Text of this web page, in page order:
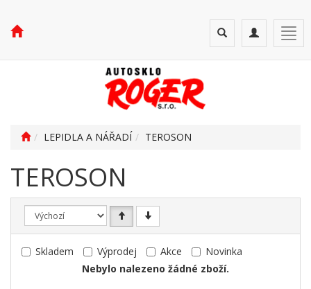
Toggle
navigation
Toggle
search
LEPIDLA A NÁŘADÍ TEROSON
TEROSON
Skladem Výprodej Akce
Novinka
Nebylo nalezeno žádné zboží.